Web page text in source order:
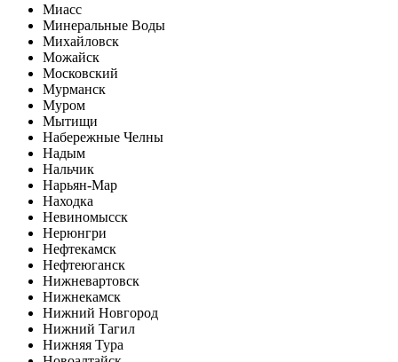
Миасс
Минеральные Воды
Михайловск
Можайск
Московский
Мурманск
Муром
Мытищи
Набережные Челны
Надым
Нальчик
Нарьян-Мар
Находка
Невиномысск
Нерюнгри
Нефтекамск
Нефтеюганск
Нижневартовск
Нижнекамск
Нижний Новгород
Нижний Тагил
Нижняя Тура